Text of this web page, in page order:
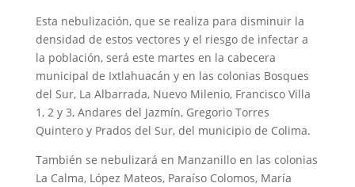
Esta nebulización, que se realiza para disminuir la
densidad de estos vectores y el riesgo de infectar a
la población, será este martes en la cabecera
municipal de Ixtlahuacán y en las colonias Bosques
del Sur, La Albarrada, Nuevo Milenio, Francisco Villa
1, 2 y 3, Andares del Jazmín, Gregorio Torres
Quintero y Prados del Sur, del municipio de Colima.
También se nebulizará en Manzanillo en las colonias
La Calma, López Mateos, Paraíso Colomos, María